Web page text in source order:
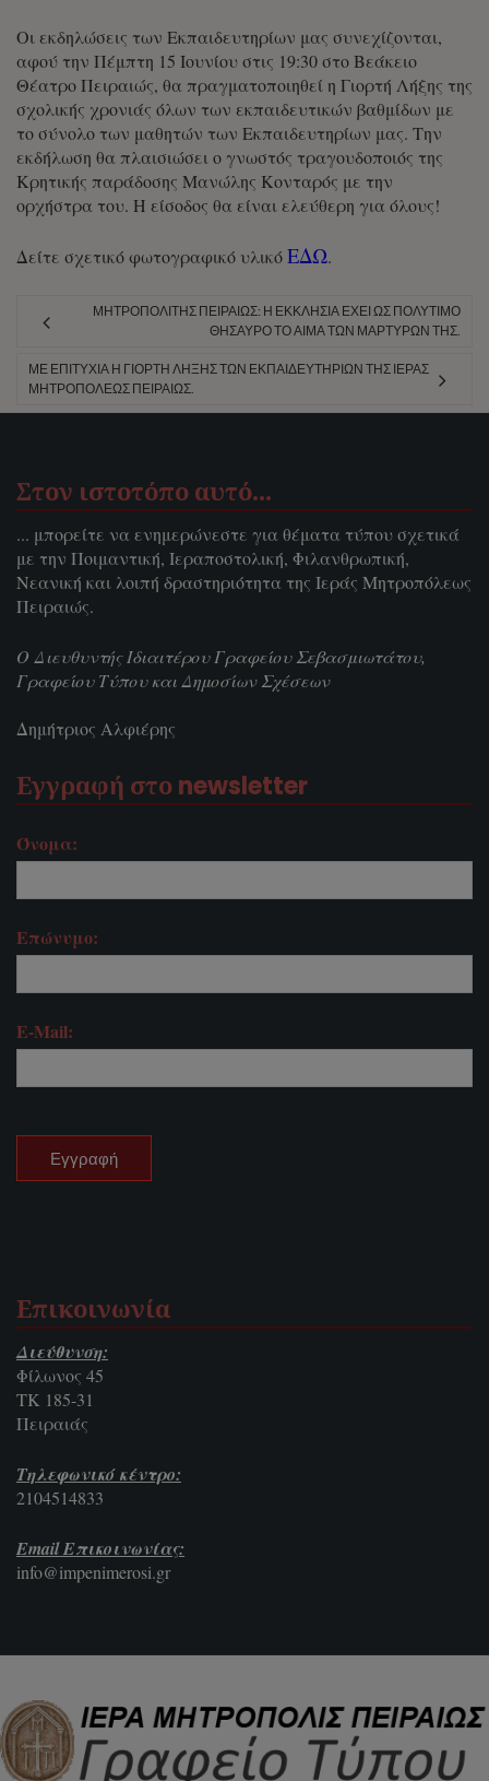
Οι εκδηλώσεις των Εκπαιδευτηρίων μας συνεχίζονται,
αφού την Πέμπτη 15 Ιουνίου στις 19:30 στο Βεάκειο
Θέατρο Πειραιώς, θα πραγματοποιηθεί η Γιορτή Λήξης της
σχολικής χρονιάς όλων των εκπαιδευτικών βαθμίδων με
το σύνολο των μαθητών των Εκπαιδευτηρίων μας. Την
εκδήλωση θα πλαισιώσει ο γνωστός τραγουδοποιός της
Κρητικής παράδοσης Μανώλης Κονταρός με την
ορχήστρα του. Η είσοδος θα είναι ελεύθερη για όλους!
Δείτε σχετικό φωτογραφικό υλικόΕΔΩ.
ΜΗΤΡΟΠΟΛΊΤΗΣ ΠΕΙΡΑΙΏΣ: Η ΕΚΚΛΗΣΊΑ ΈΧΕΙ ΩΣ ΠΟΛΎΤΙΜΟ
ΘΗΣΑΥΡΌ ΤΟ ΑΊΜΑ ΤΩΝ ΜΑΡΤΎΡΩΝ ΤΗΣ.
ΜΕ ΕΠΙΤΥΧΊΑ Η ΓΙΟΡΤΉ ΛΉΞΗΣ ΤΩΝ ΕΚΠΑΙΔΕΥΤΗΡΊΩΝ ΤΗΣ ΙΕΡΆΣ
ΜΗΤΡΟΠΌΛΕΩΣ ΠΕΙΡΑΙΏΣ.
Στον ιστοτόπο αυτό…
... μπορείτε να ενημερώνεστε για θέματα τύπου σχετικά
με την Ποιμαντική, Ιεραποστολική, Φιλανθρωπική,
Νεανική και λοιπή δραστηριότητα της Ιεράς Μητροπόλεως
Πειραιώς.
Ο Διευθυντής Ιδιαιτέρου Γραφείου Σεβασμιωτάτου,
Γραφείου Τύπου και Δημοσίων Σχέσεων
Δημήτριος Αλφιέρης
Εγγραφή στο newsletter
Όνομα:
Επώνυμο:
E-Mail:
Επικοινωνία
Διεύθυνση:
Φίλωνος 45
ΤΚ 185-31
Πειραιάς
Τηλεφωνικό κέντρο:
2104514833
Email Επικοινωνίας:
info@impenimerosi.gr